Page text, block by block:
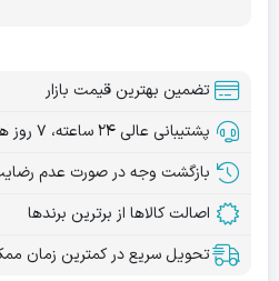
تضمین بهترین قیمت بازار
پشتیبانی عالی ۲۴ ساعته، ۷ روز هفته
بازگشت وجه در صورت عدم
اصالت کالاها از برترین برندها
تحویل سریع در کمترین زمان